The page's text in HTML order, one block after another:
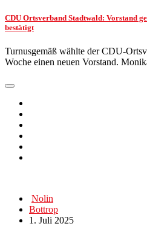
CDU Ortsverband Stadtwald: Vorstand
bestätigt
Turnusgemäß wählte der CDU-
Woche einen neuen Vorstand.
Nolin
Bottrop
1. Juli 2025